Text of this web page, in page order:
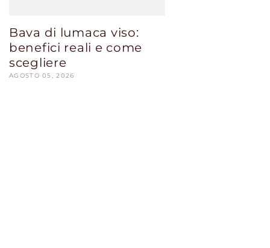
Bava di lumaca viso:
benefici reali e come
scegliere
AGOSTO 05, 2026